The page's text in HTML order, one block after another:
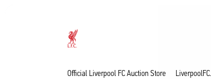
Official Liverpool FC Auction Store